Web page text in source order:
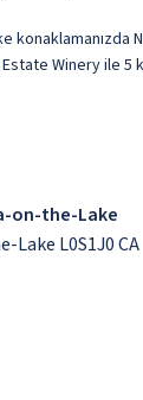
Estate Winery ile
on-the-Lake
Lake L0S1J0 CA